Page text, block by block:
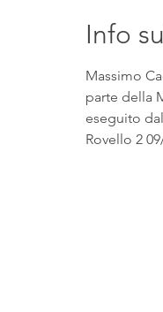
Info
Massimo
parte della
eseguito
Rovello 2